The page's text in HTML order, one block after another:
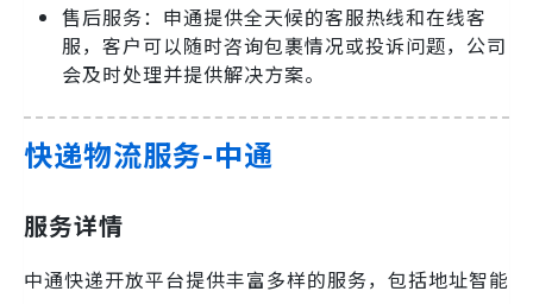
售后服务：申通提供全天候的客服热线和在线客
服，客户可以随时咨询包裹情况或投诉问题，公司
会及时处理并提供解决方案。
快递物流服务-中通
服务详情
中通快递开放平台提供丰富多样的服务，包括地址智能